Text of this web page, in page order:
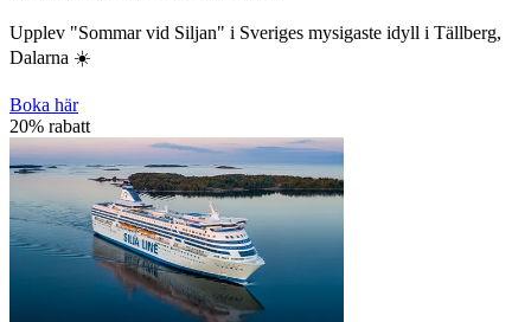
Upplev "Sommar vid Siljan" i Sveriges mysigaste idyll i Tällberg,
Dalarna ☀️
Boka här
20% rabatt